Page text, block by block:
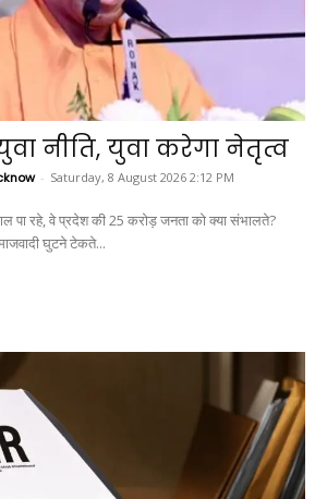
नीति, युवा करेगा नेतृत्व
- Saturday, 8 August 2026 2:12 PM
पा रहे, वे प्रदेश की 25 करोड़ जनता को क्या संभालते?
घुटने टेकते...